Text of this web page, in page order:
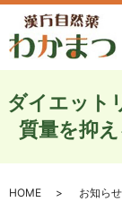
ダイエッ
質量を抑
HOME
お知らせ